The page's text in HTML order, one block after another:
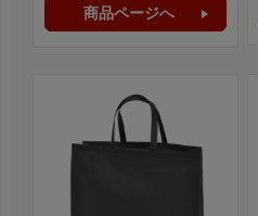
商品ページへ